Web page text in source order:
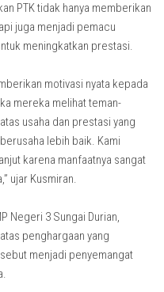
PTK tidak hanya memberikan
juga menjadi pemacu
meningkatkan prestasi.
motivasi nyata kepada
mereka melihat teman-
usaha dan prestasi yang
lebih baik. Kami
karena manfaatnya sangat
ujar Kusmiran.
Negeri 3 Sungai Durian,
penghargaan yang
menjadi penyemangat